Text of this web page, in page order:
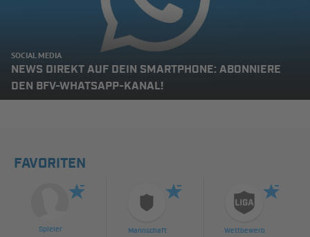
SOCIAL MEDIA
NEWS DIREKT AUF DEIN SMARTPHONE: ABONNIERE
DEN BFV-WHATSAPP-KANAL!
FAVORITEN
Spieler Mannschaft Wettbewerb